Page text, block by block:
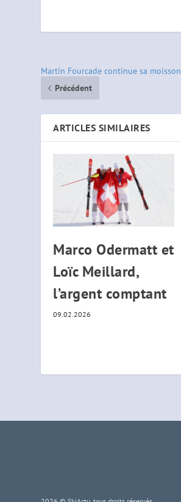
Martin Fourcade continue sa moisson
Précédent
ARTICLES SIMILAIRES
Marco Odermatt et
Loïc Meillard,
l’argent comptant
09.02.2026